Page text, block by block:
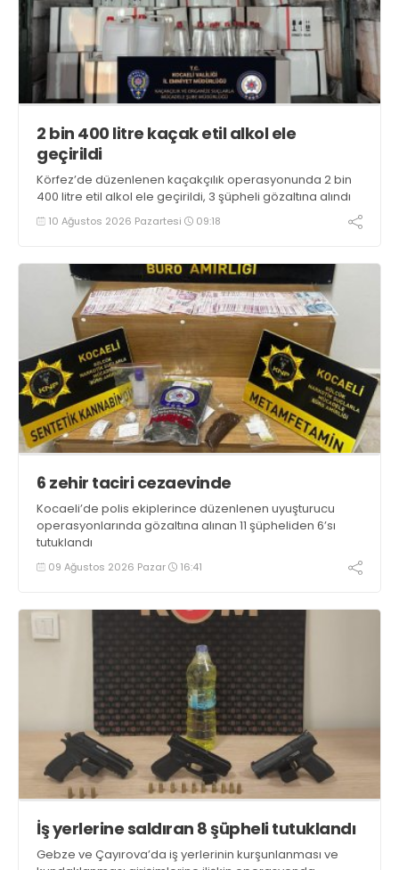
2 bin 400 litre kaçak etil alkol ele
geçirildi
Körfez’de düzenlenen kaçakçılık operasyonunda 2 bin
400 litre etil alkol ele geçirildi, 3 şüpheli gözaltına alındı
10 Ağustos 2026 Pazartesi 09:18
6 zehir taciri cezaevinde
Kocaeli’de polis ekiplerince düzenlenen uyuşturucu
operasyonlarında gözaltına alınan 11 şüpheliden 6’sı
tutuklandı
09 Ağustos 2026 Pazar 16:41
İş yerlerine saldıran 8 şüpheli tutuklandı
Gebze ve Çayırova’da iş yerlerinin kurşunlanması ve